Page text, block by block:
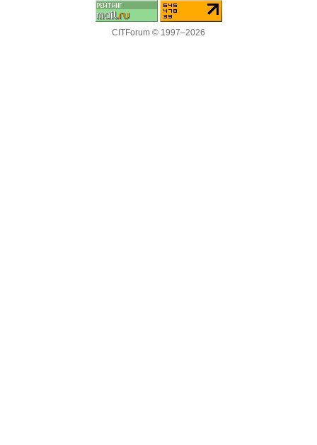
CITForum © 1997–2026